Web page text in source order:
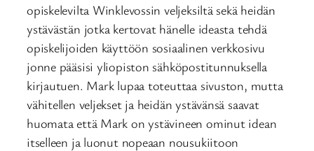
opiskelevilta Winklevossin veljeksiltä sekä heidän
ystävästän jotka kertovat hänelle ideasta tehdä
opiskelijoiden käyttöön sosiaalinen verkkosivu
jonne pääsisi yliopiston sähköpostitunnuksella
kirjautuen. Mark lupaa toteuttaa sivuston, mutta
vähitellen veljekset ja heidän ystävänsä saavat
huomata että Mark on ystävineen ominut idean
itselleen ja luonut nopeaan nousukiitoon